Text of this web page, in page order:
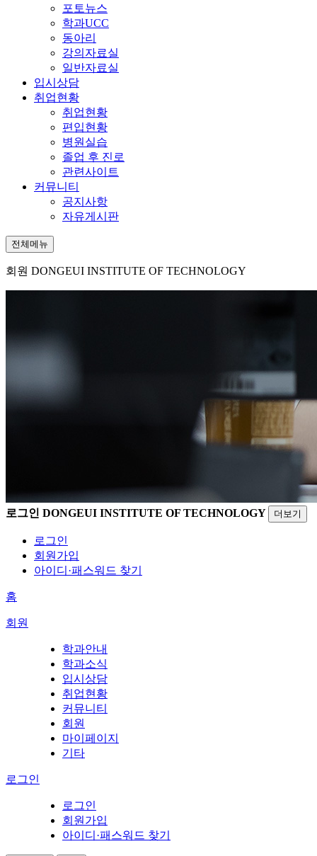
포토뉴스
학과UCC
동아리
강의자료실
일반자료실
입시상담
취업현황
취업현황
편입현황
병원실습
졸업 후 진로
관련사이트
커뮤니티
공지사항
자유게시판
전체메뉴
회원 DONGEUI INSTITUTE OF TECHNOLOGY
로그인 DONGEUI INSTITUTE OF TECHNOLOGY 더보기
로그인
회원가입
아이디·패스워드 찾기
홈
회원
학과안내
학과소식
입시상담
취업현황
커뮤니티
회원
마이페이지
기타
로그인
로그인
회원가입
아이디·패스워드 찾기